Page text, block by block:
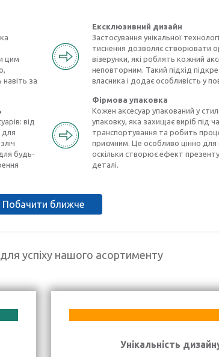
цим
навіть за
від
для
будь-
Ексклюзивний дизайн
Застосування унікальної
тиснення дозволяє створювати
візерунки, які роблять кожний
неповторним. Такий підхід
власника і додає особливість у
Фірмова упаковка
Кожен аксесуар упакований у
упаковку, яка захищає виріб під
транспортування та робить
приємним. Це особливо цінно для
оскільки створює ефект
деталі.
Побачити ближче
успіху нашого асортименту
Унікальність